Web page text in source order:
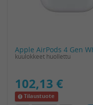
Apple AirPods 4 Gen
kuulokkeet huollettu
102,13 €
Tilaustuote